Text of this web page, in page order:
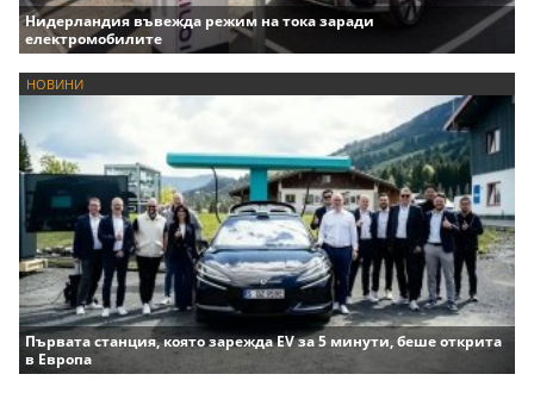
Нидерландия въвежда режим на тока заради
електромобилите
НОВИНИ
Първата станция, която зарежда EV за 5 минути, беше открита
в Европа